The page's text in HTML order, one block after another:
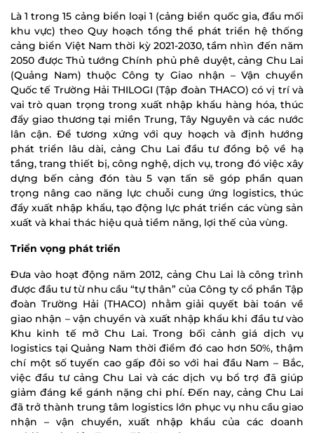
Là 1 trong 15 cảng biển loại 1 (cảng biển quốc gia, đầu mối
khu vực) theo Quy hoạch tổng thể phát triển hệ thống
cảng biển Việt Nam thời kỳ 2021-2030, tầm nhìn đến năm
2050 được Thủ tướng Chính phủ phê duyệt, cảng Chu Lai
(Quảng Nam) thuộc Công ty Giao nhận – Vận chuyển
Quốc tế Trường Hải THILOGI (Tập đoàn THACO) có vị trí và
vai trò quan trọng trong xuất nhập khẩu hàng hóa, thúc
đẩy giao thương tại miền Trung, Tây Nguyên và các nước
lân cận. Để tương xứng với quy hoạch và định hướng
phát triển lâu dài, cảng Chu Lai đầu tư đồng bộ về hạ
tầng, trang thiết bị, công nghệ, dịch vụ, trong đó việc xây
dựng bến cảng đón tàu 5 vạn tấn sẽ góp phần quan
trọng nâng cao năng lực chuỗi cung ứng logistics, thúc
đẩy xuất nhập khẩu, tạo động lực phát triển các vùng sản
xuất và khai thác hiệu quả tiềm năng, lợi thế của vùng.
Triển vọng phát triển
Đưa vào hoạt động năm 2012, cảng Chu Lai là công trình
được đầu tư từ nhu cầu “tự thân” của Công ty cổ phần Tập
đoàn Trường Hải (THACO) nhằm giải quyết bài toán về
giao nhận – vận chuyển và xuất nhập khẩu khi đầu tư vào
Khu kinh tế mở Chu Lai. Trong bối cảnh giá dịch vụ
logistics tại Quảng Nam thời điểm đó cao hơn 50%, thậm
chí một số tuyến cao gấp đôi so với hai đầu Nam – Bắc,
việc đầu tư cảng Chu Lai và các dịch vụ bổ trợ đã giúp
giảm đáng kể gánh nặng chi phí. Đến nay, cảng Chu Lai
đã trở thành trung tâm logistics lớn phục vụ nhu cầu giao
nhận – vận chuyển, xuất nhập khẩu của các doanh